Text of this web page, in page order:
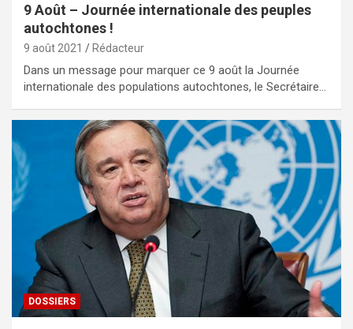
9 Août – Journée internationale des peuples
autochtones !
9 août 2021 Rédacteur
Dans un message pour marquer ce 9 août la Journée
internationale des populations autochtones, le Secrétaire…
DOSSIERS